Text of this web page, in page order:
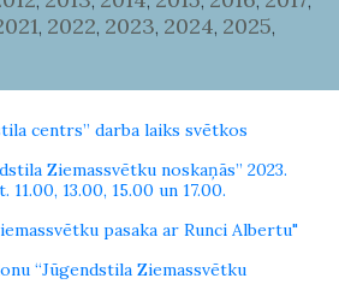
, 2022, 2023, 2024, 2025,
centrs” darba laiks svētkos
Ziemassvētku noskaņās” 2023.
13.00, 15.00 un 17.00.
pasaka ar Runci Albertu"
“Jūgendstila Ziemassvētku